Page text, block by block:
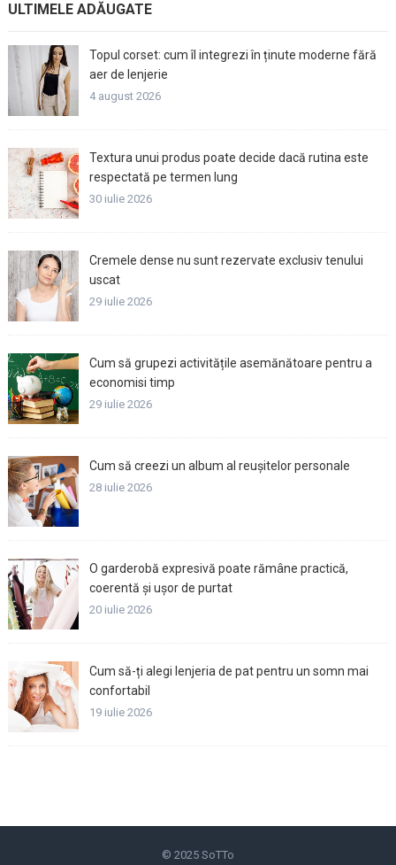
ULTIMELE ADĂUGATE
Topul corset: cum îl integrezi în ținute moderne fără
aer de lenjerie
4 august 2026
Textura unui produs poate decide dacă rutina este
respectată pe termen lung
30 iulie 2026
Cremele dense nu sunt rezervate exclusiv tenului
uscat
29 iulie 2026
Cum să grupezi activitățile asemănătoare pentru a
economisi timp
29 iulie 2026
Cum să creezi un album al reușitelor personale
28 iulie 2026
O garderobă expresivă poate rămâne practică,
coerentă și ușor de purtat
20 iulie 2026
Cum să-ți alegi lenjeria de pat pentru un somn mai
confortabil
19 iulie 2026
© 2025 SoTTo